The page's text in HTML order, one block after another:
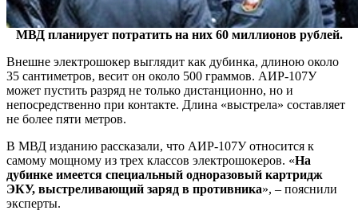
МВД планирует потратить на них 60 миллионов рублей.
Внешне электрошокер выглядит как дубинка, длиною около
35 сантиметров, весит он около 500 граммов. АИР-107У
может пустить разряд не только дистанционно, но и
непосредственно при контакте. Длина «выстрела» составляет
не более пяти метров.
В МВД изданию рассказали, что АИР-107У относится к
самому мощному из трех классов электрошокеров. «На
дубинке имеется специальный одноразовый картридж
ЭКУ, выстреливающий заряд в противника», – пояснили
эксперты.